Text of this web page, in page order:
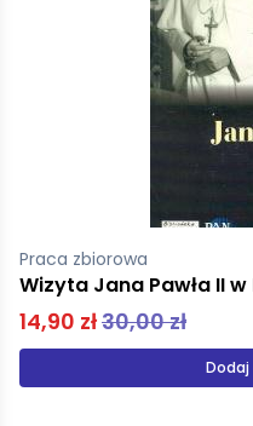
Praca zbiorowa
Wizyta Jana Pawła II w
14,90 zł30,00 zł
Dodaj